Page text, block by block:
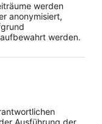
werden
anonymisiert,
werden.
Ausführung der